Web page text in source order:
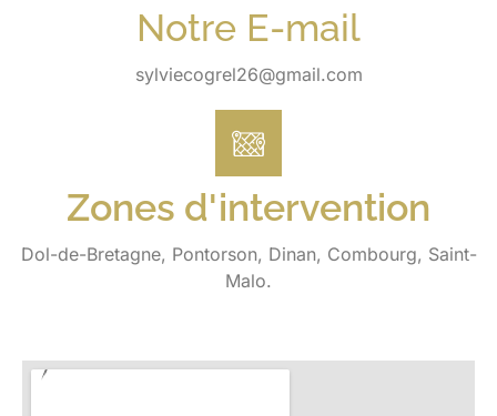
Notre E-mail
sylviecogrel26@gmail.com
Zones d'intervention
Dol-de-Bretagne, Pontorson, Dinan, Combourg, Saint-
Malo.